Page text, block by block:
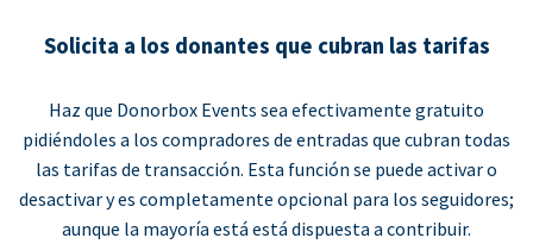
Solicita a los donantes que cubran las tarifas
Haz que Donorbox Events sea efectivamente gratuito
pidiéndoles a los compradores de entradas que cubran todas
las tarifas de transacción. Esta función se puede activar o
desactivar y es completamente opcional para los seguidores;
aunque la mayoría está está dispuesta a contribuir.